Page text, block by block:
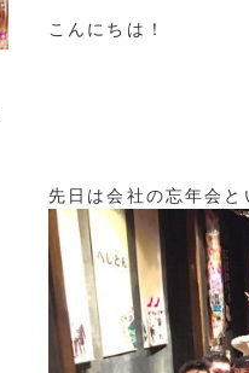
こんにちは！
先日は会社の忘年会